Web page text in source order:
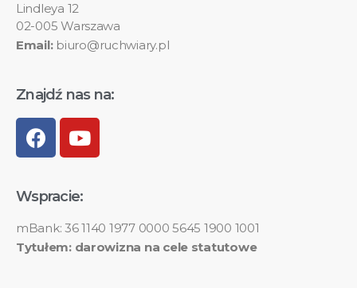
Lindleya 12
02-005 Warszawa
Email:biuro@ruchwiary.pl
Znajdź nas na:
Wspracie:
mBank: 36 1140 1977 0000 5645 1900 1001
Tytułem: darowizna na cele statutowe